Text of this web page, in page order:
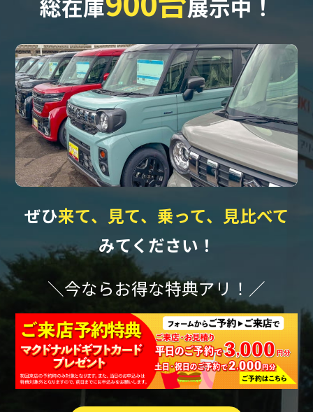
総在庫 展示中！
ぜひ来て、見て、乗って、見比べて
みてください！
＼今ならお得な特典アリ！／